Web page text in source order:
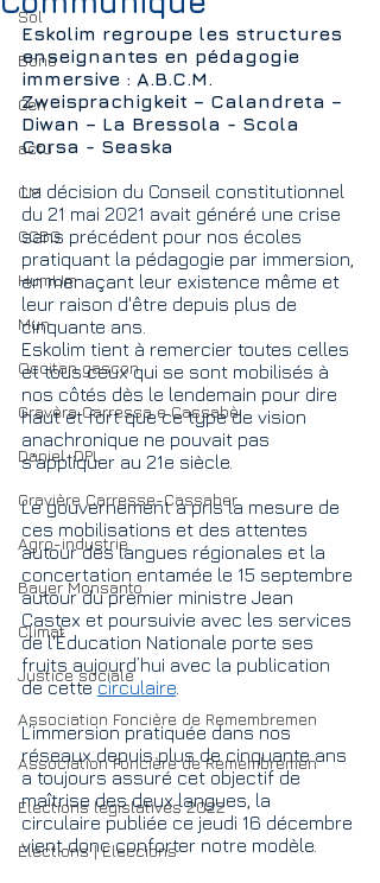
Sol
Bono
Gen
actu
CM
CCBG
HumUm
Mun
Occitan gascon
Gravèra Carressa e Cassabè
Daniel-DPL
Gravière Carresse-Cassaber
Agro-industrie
Bayer Monsanto
Climat
Justice sociale
Association Foncière de Remembremen
Association Foncière de Remembremen
Elections législatives 2022
Elections | Eleccions
Eskolim regroupe les structures
enseignantes en pédagogie
immersive : A.B.C.M.
Zweisprachigkeit – Calandreta –
Diwan – La Bressola - Scola
Corsa - Seaska
La décision du Conseil constitutionnel
du 21 mai 2021 avait généré une crise
sans précédent pour nos écoles
pratiquant la pédagogie par immersion,
en menaçant leur existence même et
leur raison d'être depuis plus de
cinquante ans.
Eskolim tient à remercier toutes celles
et tous ceux qui se sont mobilisés à
nos côtés dès le lendemain pour dire
haut et fort que ce type de vision
anachronique ne pouvait pas
s’appliquer au 21e siècle.
Le gouvernement a pris la mesure de
ces mobilisations et des attentes
autour des langues régionales et la
concertation entamée le 15 septembre
autour du premier ministre Jean
Castex et poursuivie avec les services
de l'Éducation Nationale porte ses
fruits aujourd’hui avec la publication
de cette circulaire
L’immersion pratiquée dans nos
réseaux depuis plus de cinquante ans
a toujours assuré cet objectif de
maîtrise des deux langues, la
circulaire publiée ce jeudi 16 décembre
vient donc conforter notre modèle.